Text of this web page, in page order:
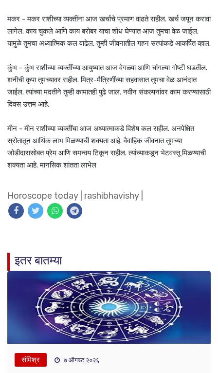
मकर - मकर राशीच्या व्यक्तींना आज खर्चाचे प्रमाण वाढते राहील. खर्च जपून करावा
लागेल. काय चुकले आणि काय बरोबर याचा शोध घेण्यात आज तुमचा वेळ जाईल.
यामुळे तुमचा अध्यात्मिक कल वाढेल. तुम्ही जीवनातील गहन सत्यांकडे आकर्षित व्हाल.
कुंभ - कुंभ राशीच्या व्यक्तींच्या आयुष्यात आज वेगळ्या आणि चांगल्या गोष्टी घडतील.
शनीची कृपा तुमच्यावर राहील. मित्र-मैत्रिणींच्या सहवासात तुमचा वेळ आनंदात
जाईल. त्यांच्या मदतीने तुम्ही कामातही पुढे जाल. नवीन संकल्पनांवर काम करण्यासाठी
दिवस उत्तम आहे.
मीन - मीन राशीच्या व्यक्तींचा आज अध्यात्माकडे विशेष कल राहील. अनपेक्षित
स्रोतातून आर्थिक लाभ मिळण्याची शक्यता आहे. वैवाहिक जीवनात तुमच्या
जोडीदारासोबत प्रेम आणि समन्वय टिकून राहील. त्यांच्याकडून भेटवस्तू मिळण्याची
शक्यता आहे. मानसिक शांतता लाभेल
Horoscope today rashibhavishy
इतर बातम्या
संमिश्र ७ ऑगस्ट २०२६